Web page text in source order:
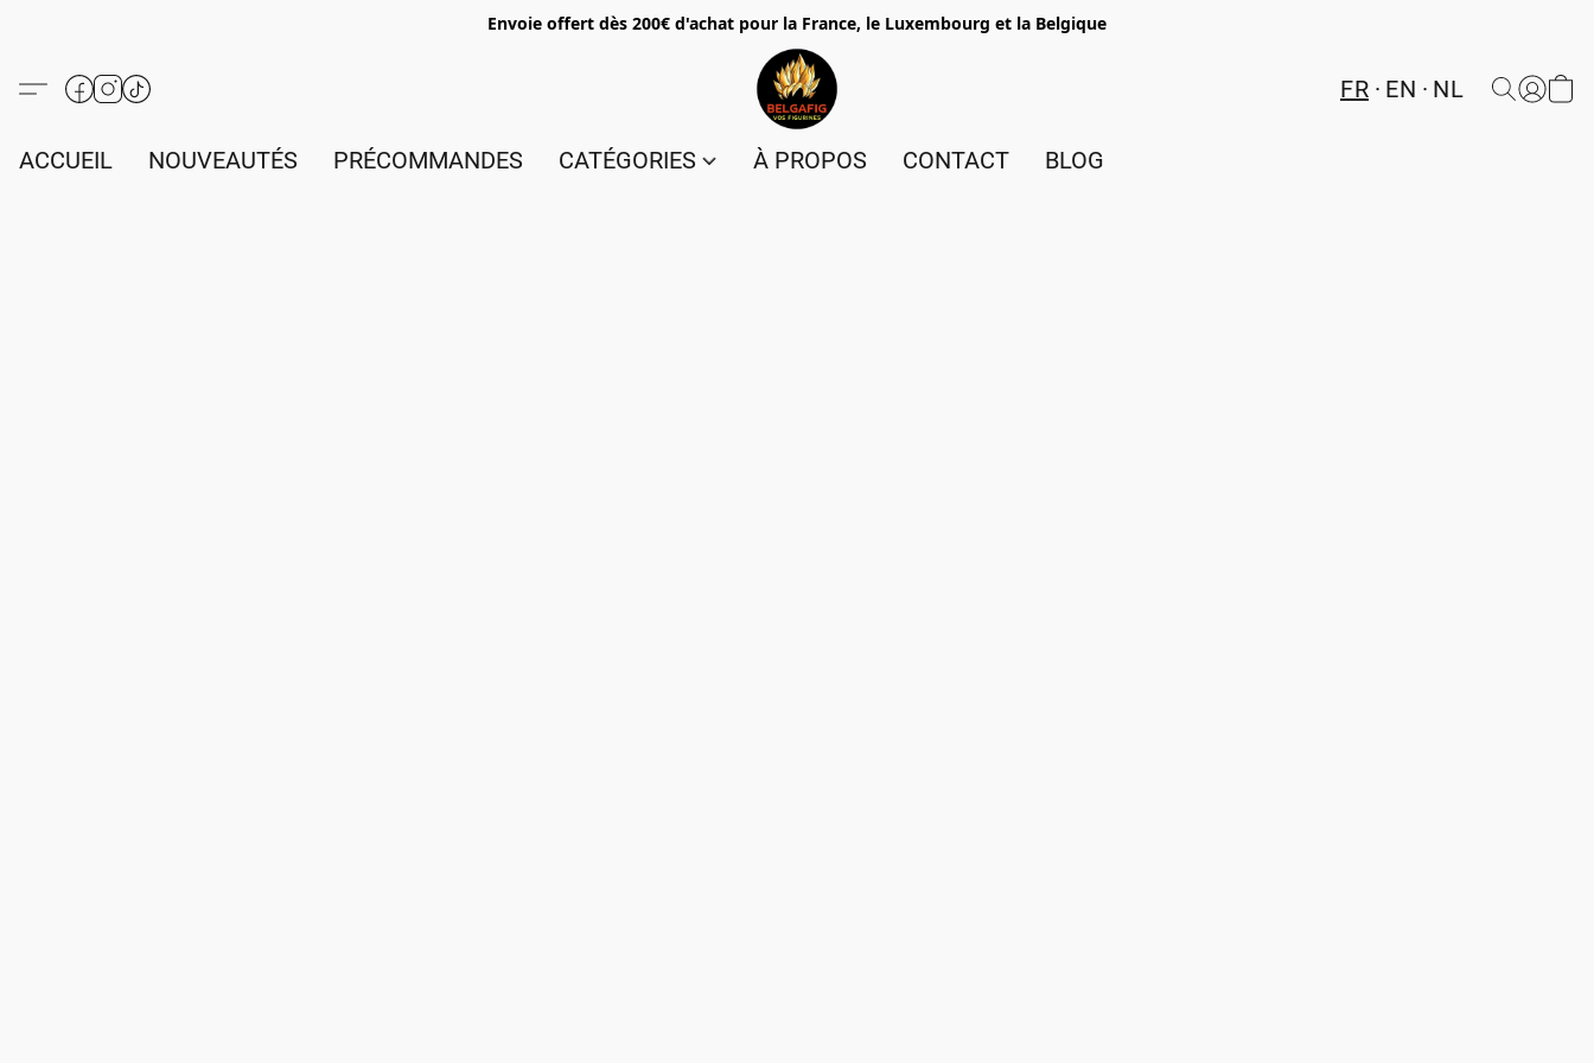
Envoie offert dès 200€ d'achat pour la France, le Luxembourg et la Belgique
FR EN NL
ACCUEIL NOUVEAUTÉS PRÉCOMMANDES CATÉGORIES À PROPOS CONTACT BLOG